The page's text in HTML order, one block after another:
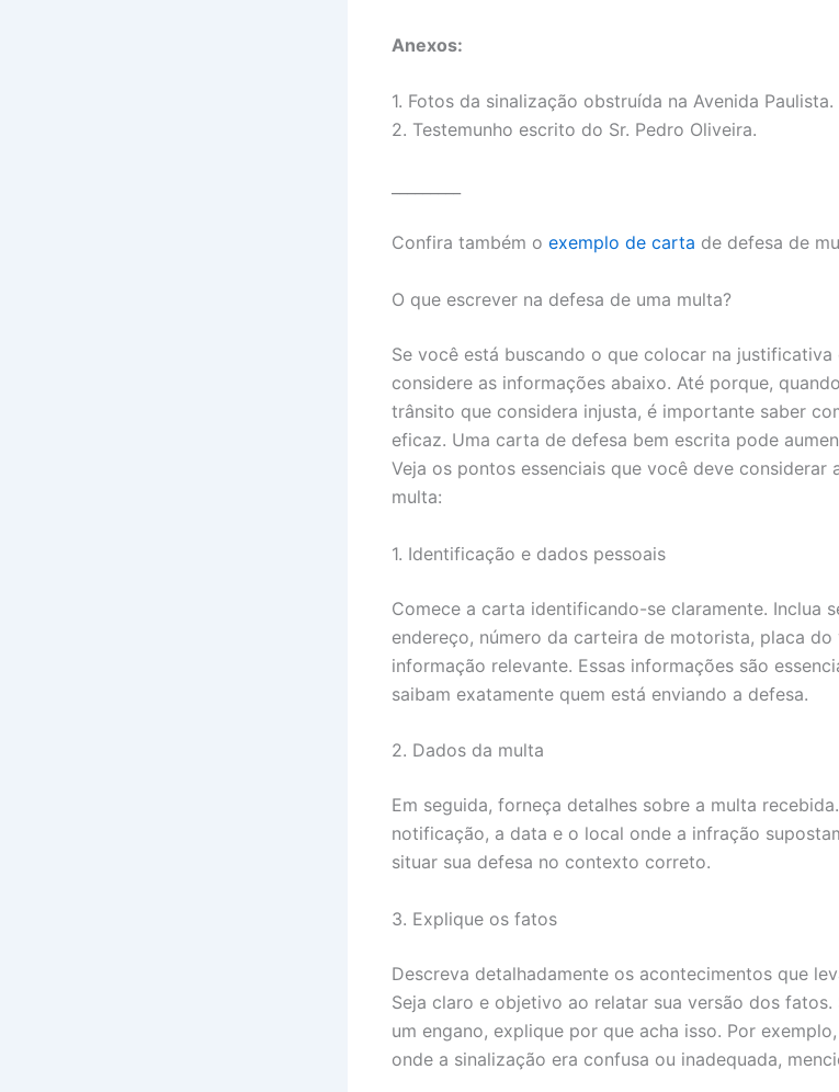
Anexos:
1. Fotos da sinalização obstruída na Avenida Paulista.
2. Testemunho escrito do Sr. Pedro Oliveira.
Confira também o exemplo de carta de defesa de
O que escrever na defesa de uma multa?
Se você está buscando o que colocar na justificativa
considere as informações abaixo. Até porque,
trânsito que considera injusta, é importante saber
eficaz. Uma carta de defesa bem escrita pode
Veja os pontos essenciais que você deve considerar
multa:
1. Identificação e dados pessoais
Comece a carta identificando-se claramente. Inclua
endereço, número da carteira de motorista, placa
informação relevante. Essas informações são
saibam exatamente quem está enviando a defesa.
2. Dados da multa
Em seguida, forneça detalhes sobre a multa
notificação, a data e o local onde a infração
situar sua defesa no contexto correto.
3. Explique os fatos
Descreva detalhadamente os acontecimentos que
Seja claro e objetivo ao relatar sua versão dos
um engano, explique por que acha isso. Por
onde a sinalização era confusa ou inadequada,